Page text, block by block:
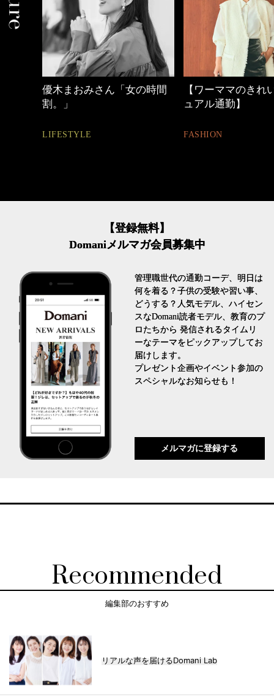
【ワーママのきれいめカジ
ュアル通勤】
FASHION
働く女性のバッグ
【登録無料】
Domaniメルマガ会員募集中
管理職世代の通勤コーデ、明日は
何を着る？子供の受験や習い事、
どうする？人気モデル、ハイセン
スなDomani読者モデル、教育のプ
ロたちから 発信されるタイムリ
ーなテーマをピックアップしてお
届けします。
プレゼント企画やイベント参加の
スペシャルなお知らせも！
メルマガに登録する
Recommended
編集部のおすすめ
リアルな声を届けるDomani Lab